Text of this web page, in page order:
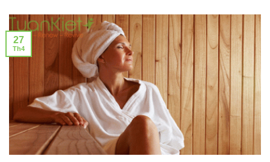
27
Th4